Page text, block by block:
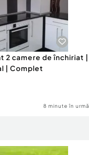
2 camere de închiriat |
| Complet
8 minute în urmă